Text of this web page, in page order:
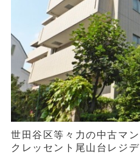
世田谷区等々力の中古マン
クレッセント尾山台レジ